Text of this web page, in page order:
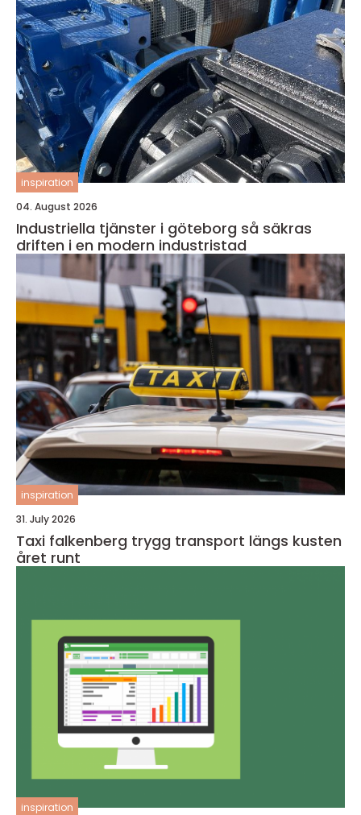
inspiration
04. August 2026
Industriella tjänster i göteborg så säkras
driften i en modern industristad
inspiration
31. July 2026
Taxi falkenberg trygg transport längs kusten
året runt
inspiration